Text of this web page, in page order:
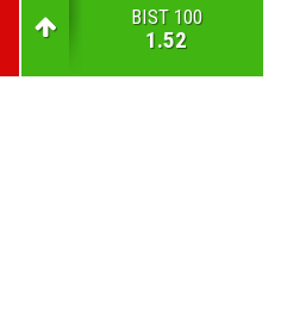
BIST 100
1.52